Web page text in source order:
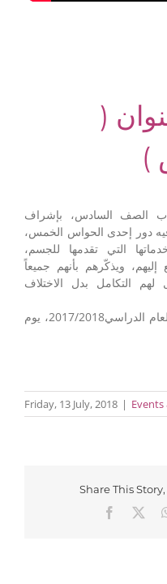
(
)
الصف السادس، بإشراف
دور إحدى الحواس الخمس،
التي تقدمها للجسم،
ويذكّرهم بأنهم جميعاً
التكامل بدل الاختلاف
عرض هذا المشهد في احتفال نهاية العام الدراسي2017/2018، يوم
Friday, 13 July, 2018 |
Share This
Facebook